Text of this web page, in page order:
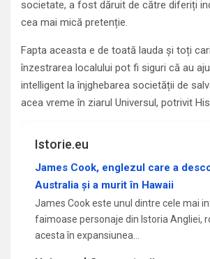
societate, a fost dăruit de către diferiți
cea mai mică pretenție.
Fapta aceasta e de toată lauda și toți
înzestrarea localului pot fi siguri că au
intelligent la înjghebarea societății de
acea vreme în ziarul Universul, potrivit
Istorie.eu
James Cook, englezul care a
Australia și a murit în Hawaii
James Cook este unul dintre cele mai
faimoase personaje din Istoria Angliei,
acesta în expansiunea…